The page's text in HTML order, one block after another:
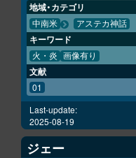
地域・カテゴリ
中南米 アステカ神話
キーワード
火・炎 画像有り
文献
01
Last-update:
2025-08-19
ジェー